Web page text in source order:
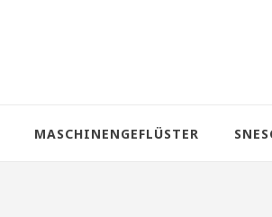
MASCHINENGEFLÜSTER